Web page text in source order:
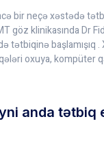
bir neçə xəstədə
göz klinikasında Dr
tətbiqinə başlamışıq
oxuya, kompüter
anda tətbiq